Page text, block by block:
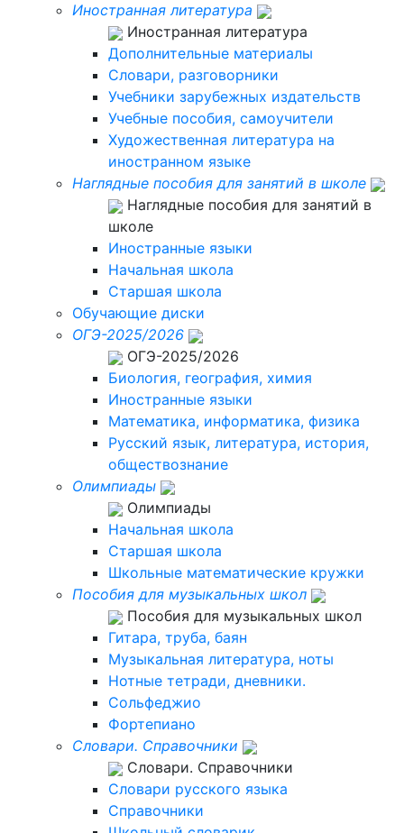
Иностранная литература
Иностранная литература
Дополнительные материалы
Словари, разговорники
Учебники зарубежных издательств
Учебные пособия, самоучители
Художественная литература на
иностранном языке
Наглядные пособия для занятий в школе
Наглядные пособия для занятий в
школе
Иностранные языки
Начальная школа
Старшая школа
Обучающие диски
ОГЭ-2025/2026
ОГЭ-2025/2026
Биология, география, химия
Иностранные языки
Математика, информатика, физика
Русский язык, литература, история,
обществознание
Олимпиады
Олимпиады
Начальная школа
Старшая школа
Школьные математические кружки
Пособия для музыкальных школ
Пособия для музыкальных школ
Гитара, труба, баян
Музыкальная литература, ноты
Нотные тетради, дневники.
Сольфеджио
Фортепиано
Словари. Справочники
Словари. Справочники
Словари русского языка
Справочники